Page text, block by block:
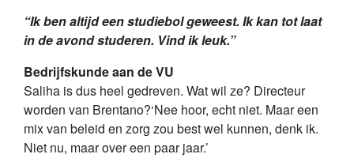
“Ik ben altijd een studiebol geweest. Ik kan tot laat
in de avond studeren. Vind ik leuk.”
Bedrijfskunde aan de VU
Saliha is dus heel gedreven. Wat wil ze? Directeur
worden van Brentano?‘Nee hoor, echt niet. Maar een
mix van beleid en zorg zou best wel kunnen, denk ik.
Niet nu, maar over een paar jaar.’